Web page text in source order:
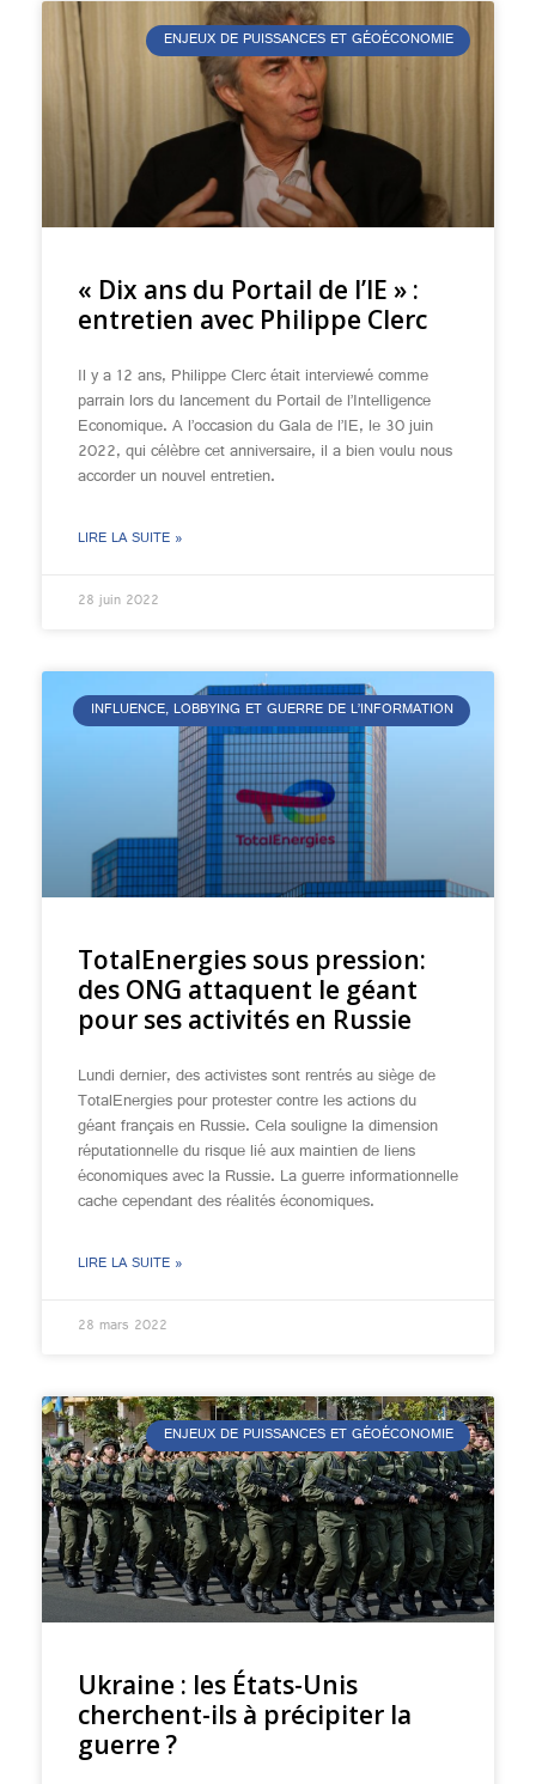
ENJEUX DE PUISSANCES ET GÉOÉCONOMIE
« Dix ans du Portail de l’IE » :
entretien avec Philippe Clerc
Il y a 12 ans, Philippe Clerc était interviewé comme
parrain lors du lancement du Portail de l’Intelligence
Economique. A l’occasion du Gala de l’IE, le 30 juin
2022, qui célèbre cet anniversaire, il a bien voulu nous
accorder un nouvel entretien.
LIRE LA SUITE »
28 juin 2022
INFLUENCE, LOBBYING ET GUERRE DE L’INFORMATION
TotalEnergies sous pression:
des ONG attaquent le géant
pour ses activités en Russie
Lundi dernier, des activistes sont rentrés au siège de
TotalEnergies pour protester contre les actions du
géant français en Russie. Cela souligne la dimension
réputationnelle du risque lié aux maintien de liens
économiques avec la Russie. La guerre informationnelle
cache cependant des réalités économiques.
LIRE LA SUITE »
28 mars 2022
ENJEUX DE PUISSANCES ET GÉOÉCONOMIE
Ukraine : les États-Unis
cherchent-ils à précipiter la
guerre ?